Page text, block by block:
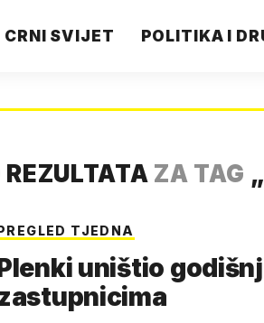
CRNI SVIJET POLITIKA I
ZA TAG „
TJEDNA
uništio